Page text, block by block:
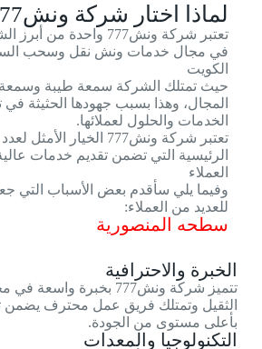
لماذا اختار شركة ونش777؟
تعتبر شركة ونش777 واحدة
في مجال خدمات ونش نقل وسحب
الكويت
حيث تمتلك الشركة سمعة طيبة وسمعة
المجال، وهذا بسبب جهودها الحثيثة
الخدمات والحلول لعملائها.
تعتبر شركة ونش777 الخيار
الرئيسية التي تضمن تقديم خدمات
العملاء
وفيما يلي سأقدم بعض الأسباب التي
للعديد من العملاء:
سطحه المنصورية
الخبرة والاحترافية
تتميز شركة ونش777 بخبرة
الثقيل وتمتلك فريق عمل محترف يضمن
بأعلى مستوى من الجودة.
التكنولوجيا والمعدات